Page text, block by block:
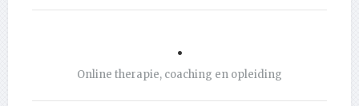
.
Online therapie, coaching en opleiding